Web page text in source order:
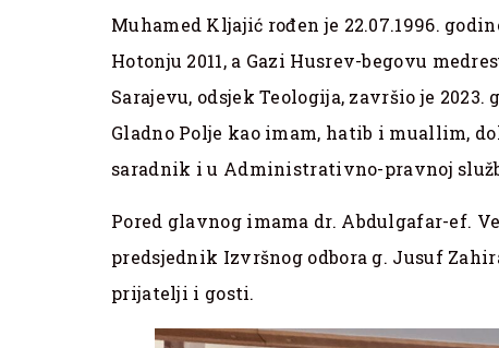
Muhamed Kljajić rođen je 22.07.1996.
Hotonju 2011, a Gazi Husrev-begovu
Sarajevu, odsjek Teologija, završio je
Gladno Polje kao imam, hatib i muallim,
saradnik i u Administrativno-pravnoj
Pored glavnog imama dr. Abdulgafar-ef.
predsjednik Izvršnog odbora g. Jusuf
prijatelji i gosti.